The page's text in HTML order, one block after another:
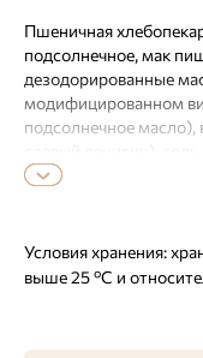
Пшеничная
подсолнечное, мак
дезодорированные
модифицированном
подсолнечное масло),
соевый лецитин),
молоко», краситель
переработки сои.
Условия хранения:
выше 25 ºС и